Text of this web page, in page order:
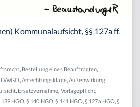
Kommunalaufsicht, §§ 127a ff.
Bestellung eines Beauftragten
VwGO Anfechtungsklage Außenwirkung
Ersatzvornahme Vorlagepflicht
139 HGO § 140 HGO § 141 HGO § 127a HGO §